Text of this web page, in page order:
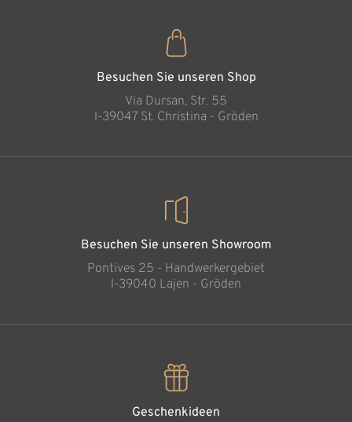
Die Schwangere
Hinzugefügt zum
Besuchen Sie unseren Shop
Via Dursan, Str. 55
l-39047 St. Christina - Gröden
Besuchen Sie unseren Showroom
Pontives 25 - Handwerkergebiet
l-39040 Lajen - Gröden
Geschenkideen